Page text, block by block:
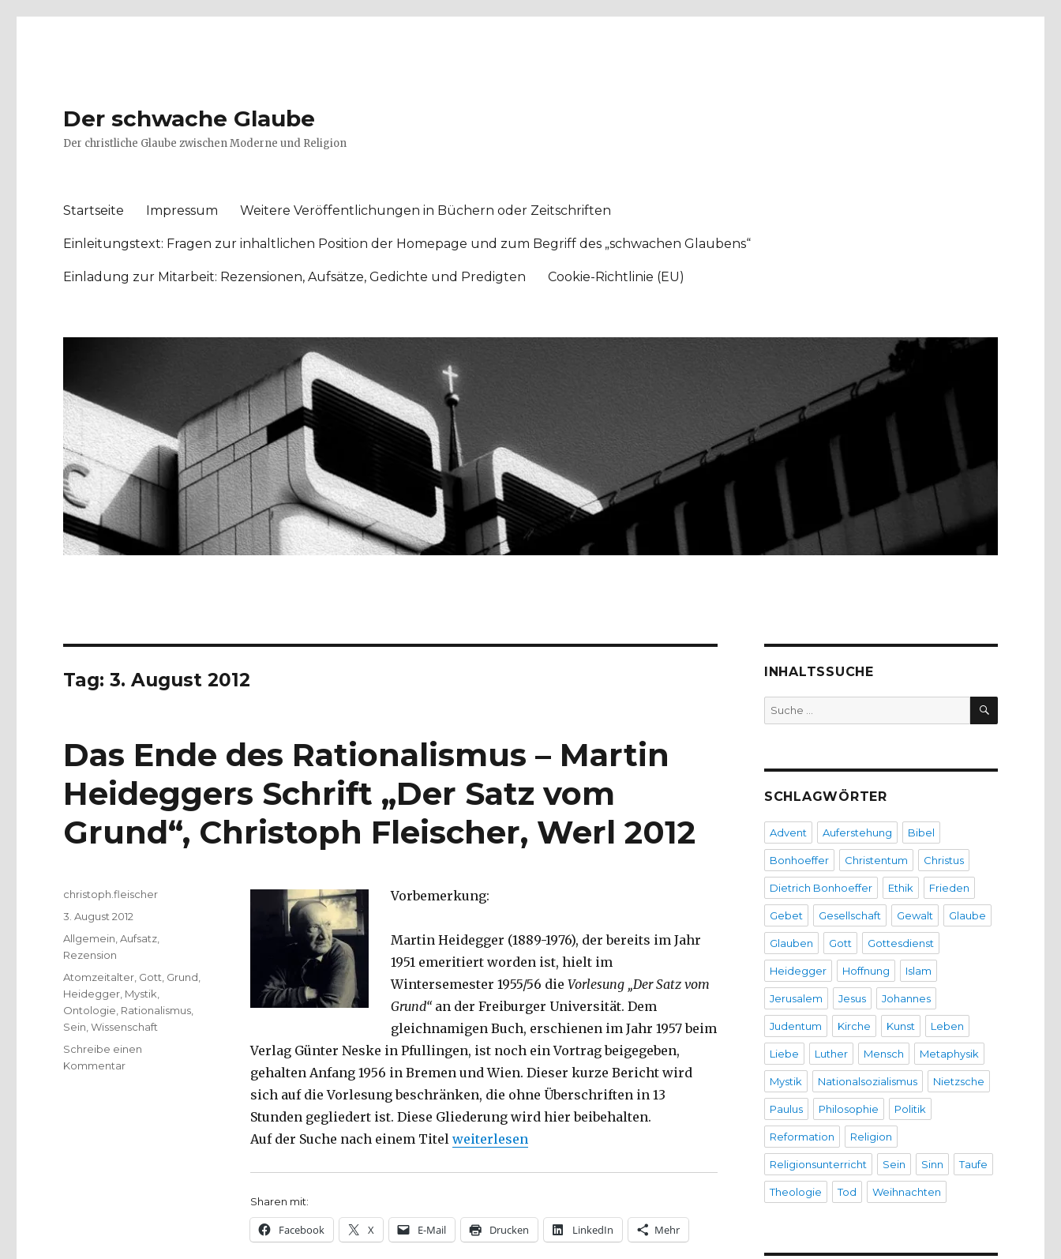
Der schwache Glaube
Der christliche Glaube zwischen Moderne und Religion
Startseite Impressum Weitere Veröffentlichungen in Büchern oder Zeitschriften
Einleitungstext: Fragen zur inhaltlichen Position der Homepage und zum Begriff des „schwachen Glaubens“
Einladung zur Mitarbeit: Rezensionen, Aufsätze, Gedichte und Predigten Cookie-Richtlinie (EU)
Tag:3. August 2012
Das Ende des Rationalismus – Martin
Heideggers Schrift „Der Satz vom
Grund“, Christoph Fleischer, Werl 2012
Vorbemerkung:
Martin Heidegger (1889-1976), der bereits im Jahr
1951 emeritiert worden ist, hielt im
Wintersemester 1955/56 die Vorlesung „Der Satz vom
Grund“an der Freiburger Universität. Dem
gleichnamigen Buch, erschienen im Jahr 1957 beim
Verlag Günter Neske in Pfullingen, ist noch ein Vortrag beigegeben,
gehalten Anfang 1956 in Bremen und Wien. Dieser kurze Bericht wird
sich auf die Vorlesung beschränken, die ohne Überschriften in 13
Stunden gegliedert ist. Diese Gliederung wird hier beibehalten.
Auf der Suche nach einem Titel „Das Ende des Rationalismus – Martin Heideggers Schrift „Der Satz vom Grund“, Christoph
weiterlesen
Sharen mit:
Facebook X E-Mail Drucken LinkedIn Mehr
Autor
christoph.fleischer
Veröffentlicht
am
3. August 2012
Kategorien
Allgemein ,Aufsatz
Rezension
Schlagwörter
Atomzeitalter Gott Grund
Heidegger Mystik
Ontologie Rationalismus
Sein ,Wissenschaft
Schreibe einen
Kommentarzu
INHALTSSUCHE
Suche
nach:
SUCHEN
SCHLAGWÖRTER
Advent Auferstehung Bibel
Bonhoeffer Christentum Christus
Dietrich Bonhoeffer Ethik Frieden
Gebet Gesellschaft Gewalt Glaube
Glauben Gott Gottesdienst
Heidegger Hoffnung Islam
Jerusalem Jesus Johannes
Judentum Kirche Kunst Leben
Liebe Luther Mensch Metaphysik
Mystik Nationalsozialismus Nietzsche
Paulus Philosophie Politik
Reformation Religion
Religionsunterricht Sein Sinn Taufe
Theologie Tod Weihnachten